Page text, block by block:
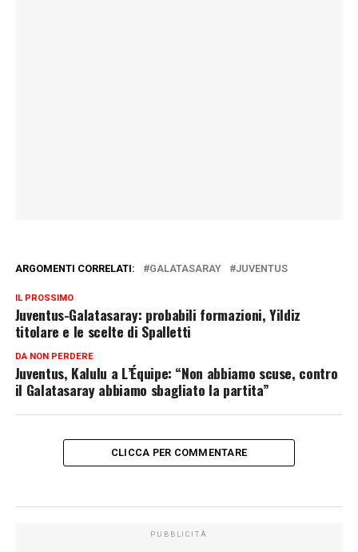
ARGOMENTI CORRELATI: GALATASARAY JUVENTUS
IL PROSSIMO
Juventus-Galatasaray: probabili formazioni, Yildiz
titolare e le scelte di Spalletti
DA NON PERDERE
Juventus, Kalulu a L’Équipe: “Non abbiamo scuse, contro
il Galatasaray abbiamo sbagliato la partita”
CLICCA PER COMMENTARE
PUBBLICITÀ